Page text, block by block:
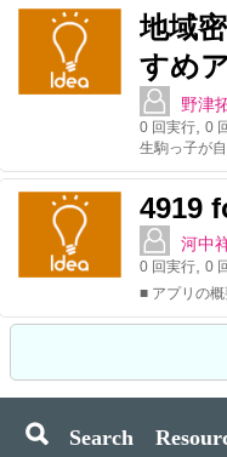
地域
すめ
野津
0 回実行 0
4919
河中
0 回実行 0
Search